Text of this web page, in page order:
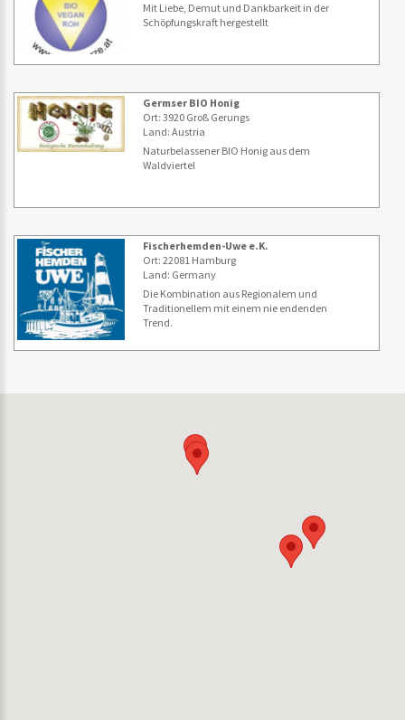
Mit Liebe, Demut und Dankbarkeit in der
Schöpfungskraft hergestellt
Germser BIO Honig
Ort: 3920 Groß Gerungs
Land: Austria
Naturbelassener BIO Honig aus dem
Waldviertel
Fischerhemden-Uwe e.K.
Ort: 22081 Hamburg
Land: Germany
Die Kombination aus Regionalem und
Traditionellem mit einem nie endenden
Trend.